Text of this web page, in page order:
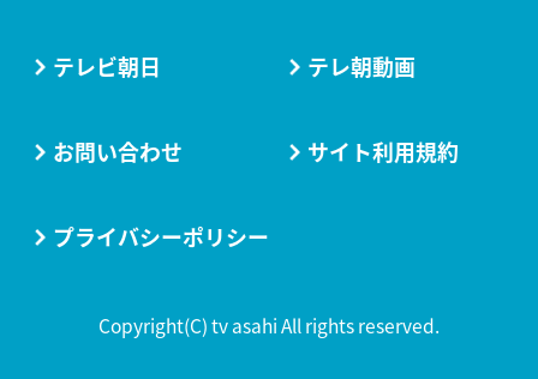
テレビ朝日 テレ朝動画
お問い合わせ サイト利用規約
プライバシーポリシー
Copyright(C) tv asahi All rights reserved.